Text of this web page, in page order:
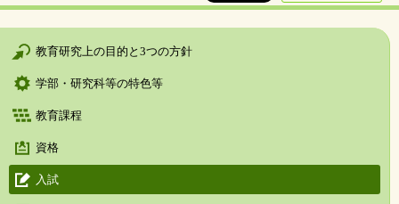
教育研究上の目的と3つの方針
学部・研究科等の特色等
教育課程
資格
入試